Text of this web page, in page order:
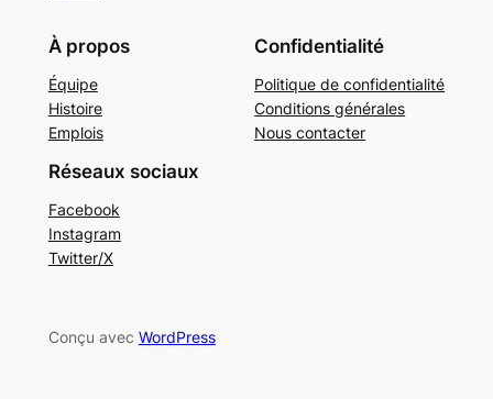
À propos
Équipe
Histoire
Emplois
Confidentialité
Politique de confidentialité
Conditions générales
Nous contacter
Réseaux sociaux
Facebook
Instagram
Twitter/X
Conçu avec WordPress